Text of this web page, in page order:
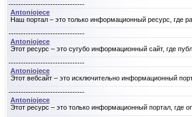
-------------------------------
Antoniojece
Наш портал – это только информационный ресурс, где
-------------------------------
Antoniojece
Этот ресурс – это сугубо информационный сайт, где
-------------------------------
Antoniojece
Этот вебсайт – это исключительно информационный
-------------------------------
Antoniojece
Этот ресурс – это только информационный портал, где